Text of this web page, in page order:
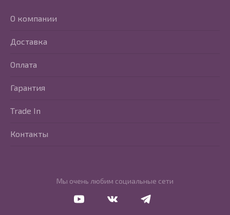
Мы очень любим социальные сети
О компании
Доставка
Оплата
Гарантия
Trade In
Контакты